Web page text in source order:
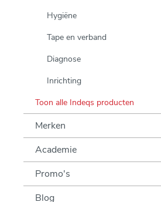
Hygiëne
Tape en verband
Diagnose
Inrichting
Toon alle Indeqs producten
Merken
Academie
Promo's
Blog